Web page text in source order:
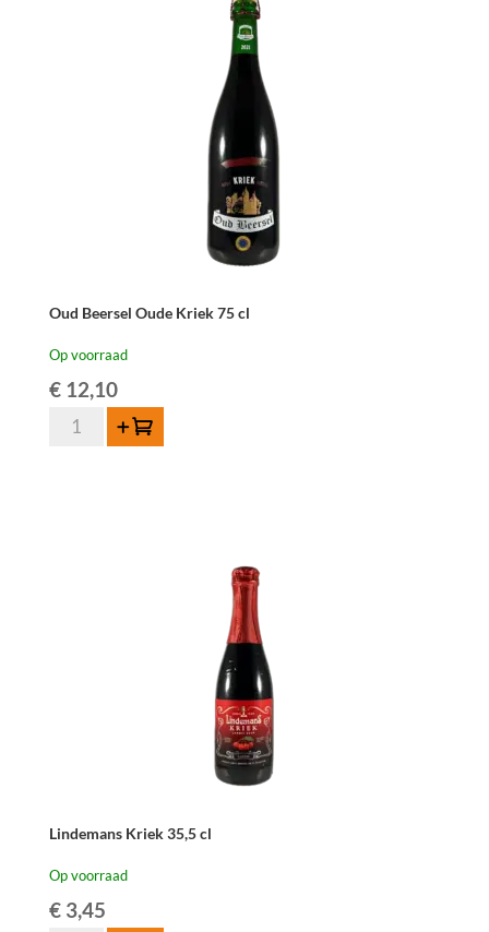
Oud Beersel Oude Kriek 75 cl
Op voorraad
€12,10
Oud
Toevoegen
Lindemans Kriek 35,5 cl
Op voorraad
€3,45